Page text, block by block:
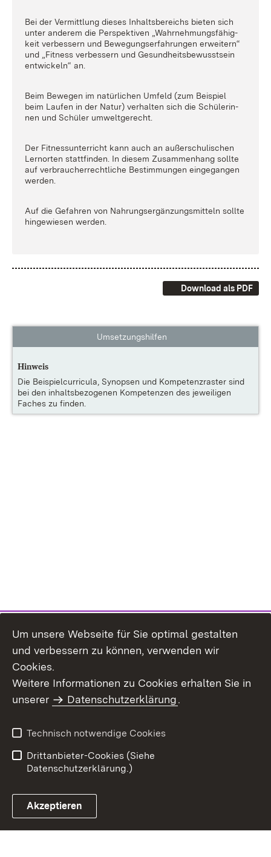
Bei der Ver­mitt­lung die­ses In­halts­be­reichs bie­ten sich
un­ter an­de­rem die Per­spek­ti­ven „Wahr­neh­mungs­fä­hig­
keit ver­bes­sern und Be­we­gungs­er­fah­run­gen er­wei­tern“
und „Fit­ness ver­bes­sern und Ge­sund­heits­be­wusst­sein
ent­wi­ckeln“ an.
Beim Be­we­gen im na­tür­li­chen Um­feld (zum Bei­spiel
beim Lau­fen in der Na­tur) ver­hal­ten sich die Schü­le­rin­
nen und Schü­ler um­welt­ge­recht.
Der Fit­ness­un­ter­richt kann auch an au­ßer­schu­li­schen
Lern­or­ten statt­fin­den. In die­sem Zu­sam­men­hang soll­te
auf ver­brau­cher­recht­li­che Be­stim­mungen ein­ge­gan­gen
wer­den.
Auf die Ge­fah­ren von Nah­rungs­er­gän­zungs­mit­teln soll­te
hin­ge­wie­sen wer­den.
Download als PDF
Umsetzungshilfen
Hinweis
Die Beispielcurricula, Synopsen und Kompetenzraster sind
bei den inhaltsbezogenen Kompetenzen des jeweiligen
Faches zu finden.
Um unsere Webseite für Sie optimal gestalten
und verbessern zu können, verwenden wir
Cookies.
Weitere Informationen zu Cookies erhalten Sie in
unserer
Datenschutzerklärung.
Technisch notwendige Cookies
Drittanbieter-Cookies (Siehe
Datenschutzerklärung.)
Akzeptieren